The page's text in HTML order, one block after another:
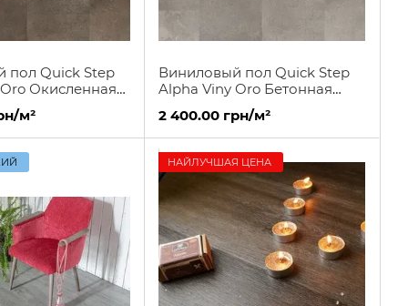
пол Quick Step
Окисленная
м²
Виниловый пол Quick Step
Alpha Viny Oro Бетонная
2 400.00 грн/м²
НАЙЛУЧШАЯ ЦЕНА